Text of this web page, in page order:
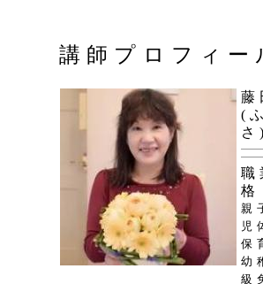
講師プロフィー
藤
(
さ)
職
格
親
児
保
幼
級